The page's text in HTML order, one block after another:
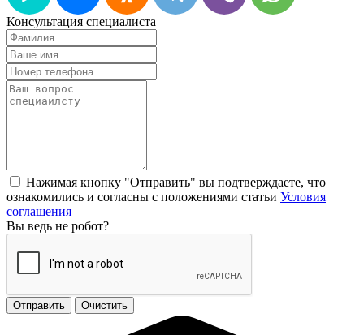
Консультация специалиста
Нажимая кнопку "Отправить" вы подтверждаете, что
ознакомились и согласны с положениями статьи Условия
соглашения
Вы ведь не робот?
Отправить Очистить